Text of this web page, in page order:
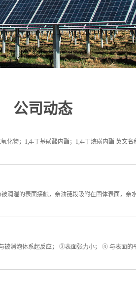
公司动态
物；1,4-丁基磺酸内酯；1,4-丁烷磺内酯 英文名
润湿的表面接触，亲油链段吸附在固体表面，
消泡体系起反应； ③表面张力小； ④ 与表面